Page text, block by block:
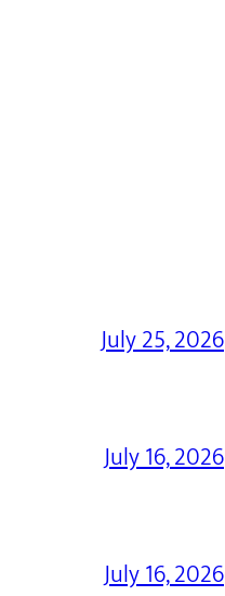
July 25, 2026
July 16, 2026
July 16, 2026